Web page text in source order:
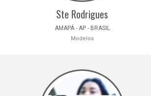
Ste Rodrigues
AMAPÁ - AP - BRASIL
Modelos